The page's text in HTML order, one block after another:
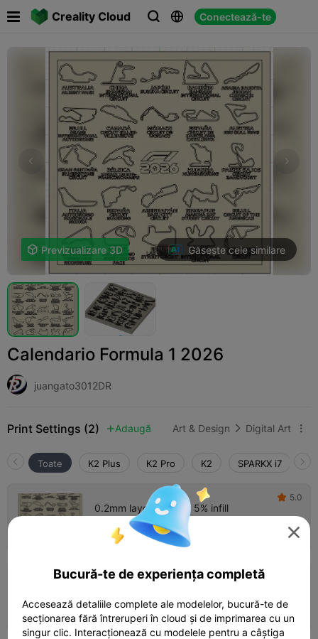
Creality Cloud   Conectează-te
 Previzualizare 3D Găsește cele similare
Calendario Formula 1 2026
juangato3012DR
Print Settings (2)  Adaugă Art & Design  Digital Art 
Toate K2 Plus K2 Pro K2 SPARKX i7
0.2mm layer, 2 walls, 5% infill
Autor  04h 36m
 5.0
0.2mm layer, 2 walls, 5% infill, Painted by
 03h 33m  1 plates  148.94g

Bucură-te de experiența completă
Accesează detaliile complete ale modelelor, bucură-te de
secționarea fără întreruperi în cloud și de imprimarea cu un
singur clic. Interacționează cu modelele pentru a câștiga